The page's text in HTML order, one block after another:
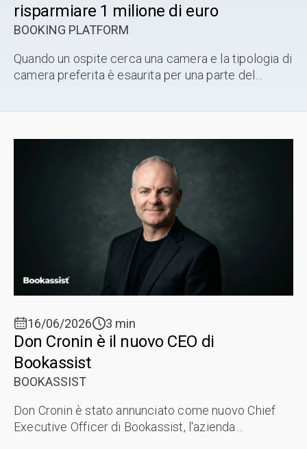
risparmiare 1 milione di euro
BOOKING PLATFORM
Quando un ospite cerca una camera e la tipologia di
camera preferita è esaurita per una parte del
16/06/2026 3 min
Don Cronin è il nuovo CEO di
Bookassist
BOOKASSIST
Don Cronin è stato annunciato come nuovo Chief
Executive Officer di Bookassist, l'azienda